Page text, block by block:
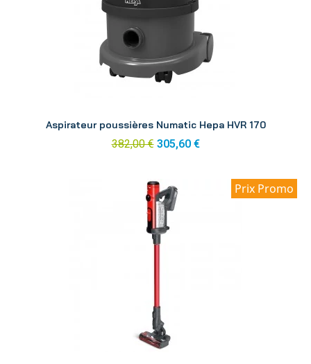
Aspirateur poussières Numatic Hepa HVR 170
382,00 € 305,60 €
Prix Promo